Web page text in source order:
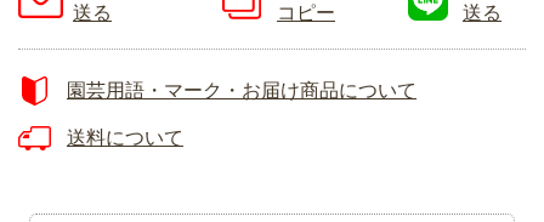
送る
コピー
送る
園芸用語・マーク・お届け商品について
送料について